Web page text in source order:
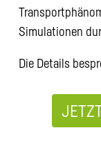
Simulationen
Die Details